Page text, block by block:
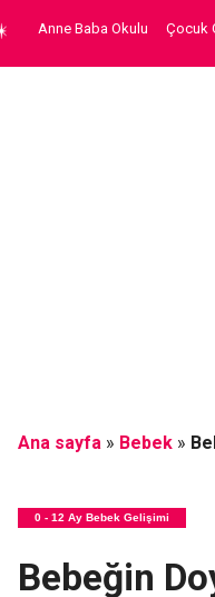
Anne Baba Okulu Çocuk
Ana sayfa» Bebek»
0 - 12 Ay Bebek Gelişimi
Bebeğin